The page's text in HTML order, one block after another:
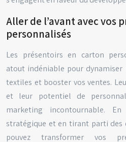
Aller de l’avant avec vos
personnalisés
Les présentoirs en carton
atout indéniable pour
textiles et booster vos ventes.
et leur potentiel de
marketing incontournable.
stratégique et en tirant parti des
pouvez transformer vos